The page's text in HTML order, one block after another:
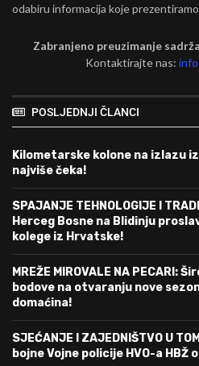
odabiru informacija koje
Zabranjeno preuzimanje
Kontaktirajte nas:
POSLJEDNJI ČLANCI
Kilometarske kolone na izlazu
najviše čeka!
SPAJANJE TEHNOLOGIJE I
Herceg Bosne na Blidinju
kolege iz Hrvatske!
MREŽE MIROVALE NA PECARI:
bodove na otvaranju nove
domaćina!
SJEĆANJE I ZAJEDNIŠTVO U
bojne Vojne policije HVO-a HBŽ